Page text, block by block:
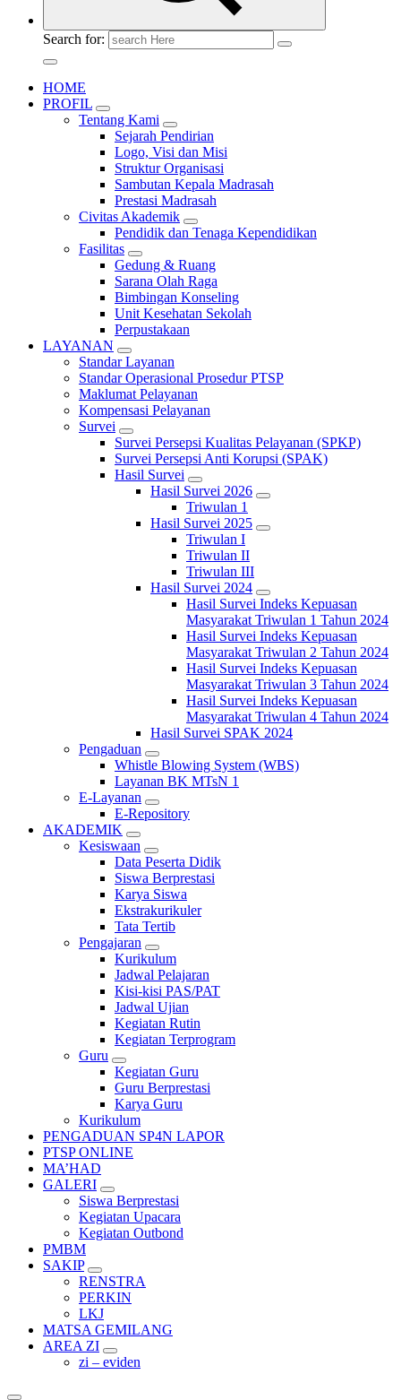
Search for:
HOME
PROFIL
Tentang Kami
Sejarah Pendirian
Logo, Visi dan Misi
Struktur Organisasi
Sambutan Kepala Madrasah
Prestasi Madrasah
Civitas Akademik
Pendidik dan Tenaga Kependidikan
Fasilitas
Gedung & Ruang
Sarana Olah Raga
Bimbingan Konseling
Unit Kesehatan Sekolah
Perpustakaan
LAYANAN
Standar Layanan
Standar Operasional Prosedur PTSP
Maklumat Pelayanan
Kompensasi Pelayanan
Survei
Survei Persepsi Kualitas Pelayanan (SPKP)
Survei Persepsi Anti Korupsi (SPAK)
Hasil Survei
Hasil Survei 2026
Triwulan 1
Hasil Survei 2025
Triwulan I
Triwulan II
Triwulan III
Hasil Survei 2024
Hasil Survei Indeks Kepuasan
Masyarakat Triwulan 1 Tahun 2024
Hasil Survei Indeks Kepuasan
Masyarakat Triwulan 2 Tahun 2024
Hasil Survei Indeks Kepuasan
Masyarakat Triwulan 3 Tahun 2024
Hasil Survei Indeks Kepuasan
Masyarakat Triwulan 4 Tahun 2024
Hasil Survei SPAK 2024
Pengaduan
Whistle Blowing System (WBS)
Layanan BK MTsN 1
E-Layanan
E-Repository
AKADEMIK
Kesiswaan
Data Peserta Didik
Siswa Berprestasi
Karya Siswa
Ekstrakurikuler
Tata Tertib
Pengajaran
Kurikulum
Jadwal Pelajaran
Kisi-kisi PAS/PAT
Jadwal Ujian
Kegiatan Rutin
Kegiatan Terprogram
Guru
Kegiatan Guru
Guru Berprestasi
Karya Guru
Kurikulum
PENGADUAN SP4N LAPOR
PTSP ONLINE
MA’HAD
GALERI
Siswa Berprestasi
Kegiatan Upacara
Kegiatan Outbond
PMBM
SAKIP
RENSTRA
PERKIN
LKJ
MATSA GEMILANG
AREA ZI
zi – eviden